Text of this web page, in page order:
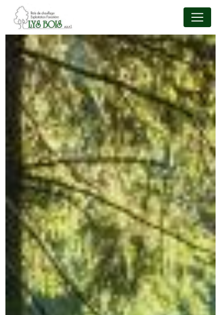
Panneau de gestion des cookies